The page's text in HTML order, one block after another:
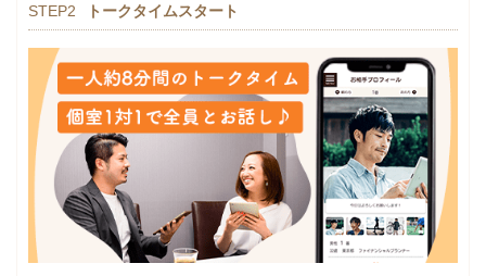
STEP2 トークタイムスタート